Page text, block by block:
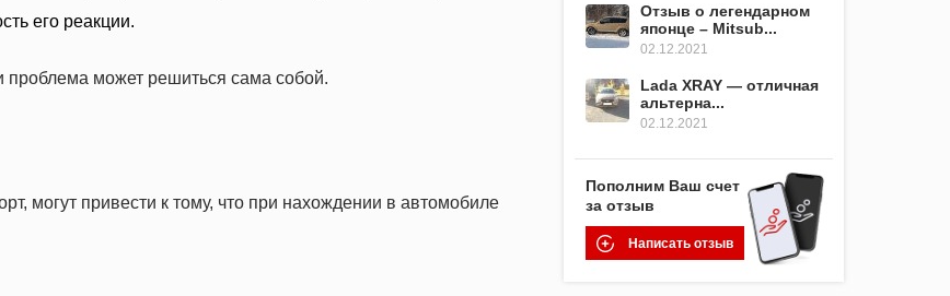
его реакции.
проблема может решиться сама собой.
могут привести к тому, что при нахождении в автомобиле
Отзыв о легендарном
японце – Mitsub...
02.12.2021
Lada XRAY — отличная
альтерна...
02.12.2021
Пополним Ваш счет
за отзыв
Написать отзыв